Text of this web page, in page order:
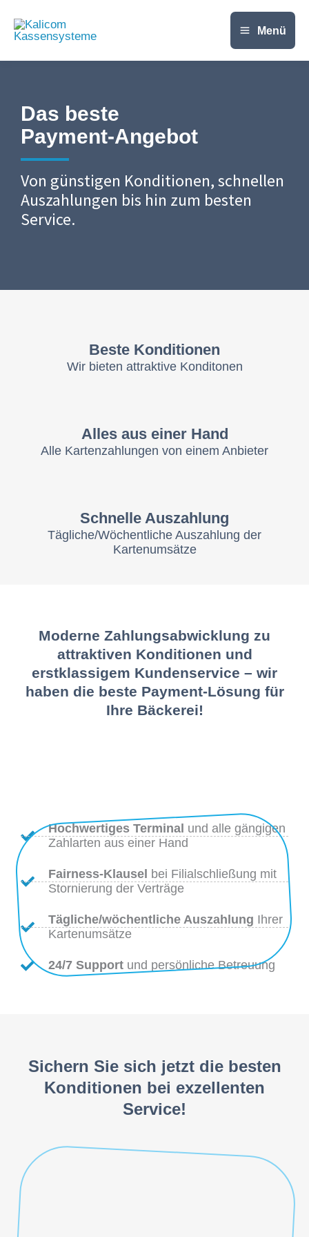
Inhalt
Menü
Das beste
Payment-Angebot
Von günstigen Konditionen, schnellen
Auszahlungen bis hin zum besten
Service.
Beste Konditionen
Wir bieten attraktive Konditonen
Alles aus einer Hand
Alle Kartenzahlungen von einem Anbieter
Schnelle Auszahlung
Tägliche/Wöchentliche Auszahlung der
Kartenumsätze
Moderne Zahlungsabwicklung zu
attraktiven Konditionen und
erstklassigem Kundenservice – wir
haben die beste Payment-Lösung für
Ihre Bäckerei!
Hochwertiges Terminal und alle gängigen
Zahlarten aus einer Hand
Fairness-Klausel bei Filialschließung mit
Stornierung der Verträge
Tägliche/wöchentliche Auszahlung Ihrer
Kartenumsätze
24/7 Support und persönliche Betreuung
Sichern Sie sich jetzt die besten
Konditionen bei exzellenten
Service!